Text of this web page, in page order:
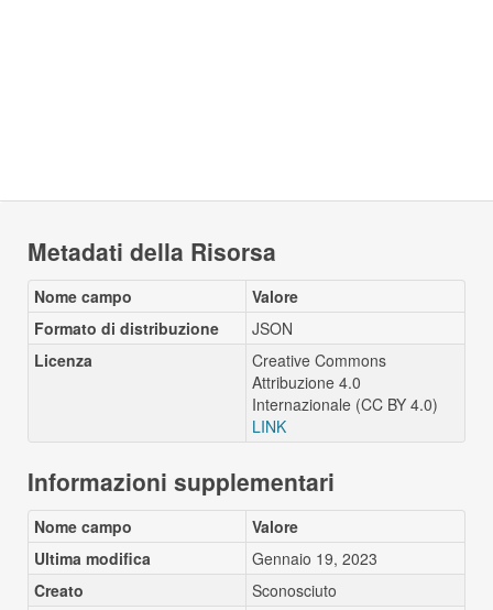
Metadati della Risorsa
Nome campo
Valore
Formato di distribuzione
JSON
Licenza
Creative Commons
Attribuzione 4.0
Internazionale (CC BY 4.0)
LINK
Informazioni supplementari
Nome campo
Valore
Ultima modifica
Gennaio 19, 2023
Creato
Sconosciuto